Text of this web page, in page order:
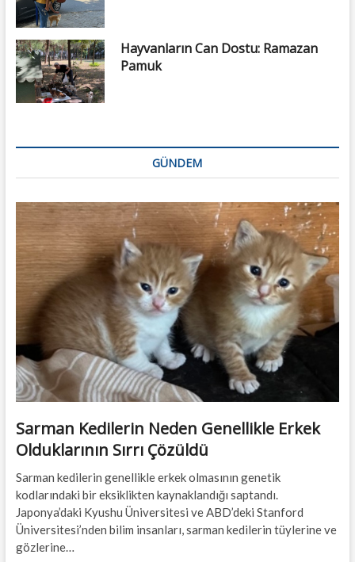
Hayvanların Can Dostu: Ramazan
Pamuk
GÜNDEM
Sarman Kedilerin Neden Genellikle Erkek
Olduklarının Sırrı Çözüldü
Sarman kedilerin genellikle erkek olmasının genetik
kodlarındaki bir eksiklikten kaynaklandığı saptandı.
Japonya’daki Kyushu Üniversitesi ve ABD’deki Stanford
Üniversitesi’nden bilim insanları, sarman kedilerin tüylerine ve
gözlerine…